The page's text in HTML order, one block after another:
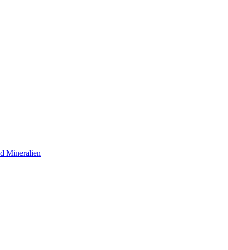
Mineralien